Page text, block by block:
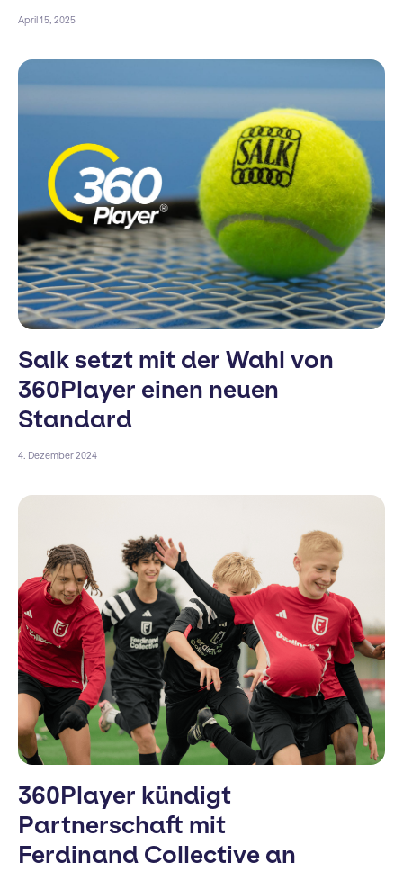
April 15, 2025
Salk setzt mit der Wahl von
360Player einen neuen
Standard
4. Dezember 2024
360Player kündigt
Partnerschaft mit
Ferdinand Collective an